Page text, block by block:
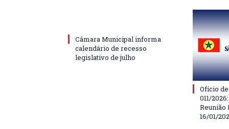
Câmara Municipal informa
calendário de recesso
legislativo de julho
Ofício
011/
Reunião
16/01/